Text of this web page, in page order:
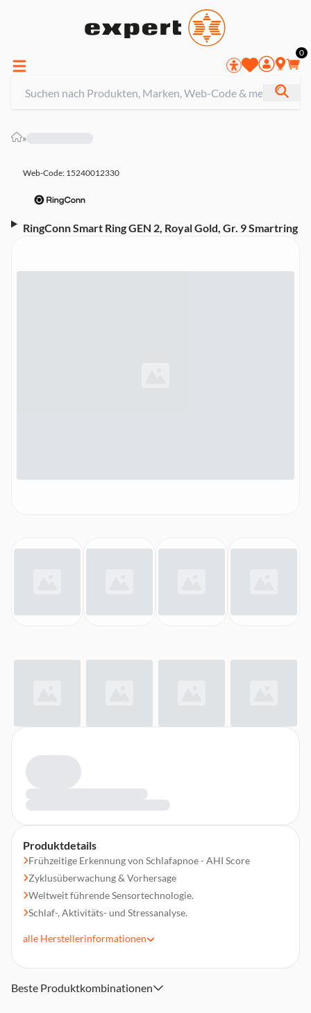
0
»
Web-Code: 15240012330
RingConn Smart Ring GEN 2, Royal Gold, Gr. 9 Smartring
Produktdetails
Frühzeitige Erkennung von Schlafapnoe - AHI Score
Zyklusüberwachung & Vorhersage
Weltweit führende Sensortechnologie.
Schlaf-, Aktivitäts- und Stressanalyse.
alle Herstellerinformationen
Beste Produktkombinationen